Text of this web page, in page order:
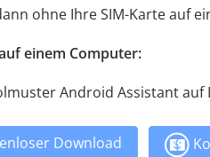
ohne Ihre SIM-Karte auf
einem Computer:
Android Assistant
Download